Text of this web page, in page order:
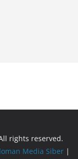
rights reserved.
Media Siber |